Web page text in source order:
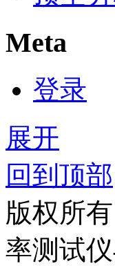
Meta
登录
展开
回到顶部
版权所
率测试